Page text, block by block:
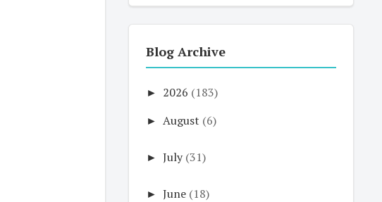
Blog Archive
► 2026 (183)
► August (6)
► July (31)
► June (18)